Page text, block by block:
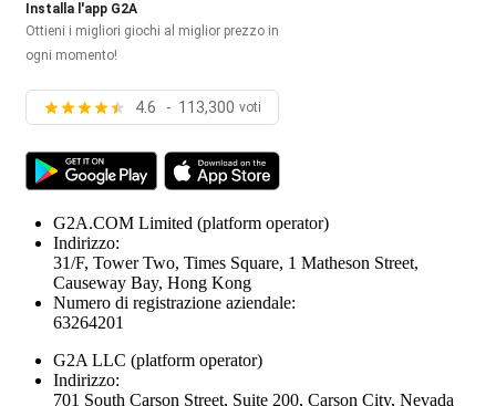
Installa l'app G2A
Ottieni i migliori giochi al miglior prezzo in
ogni momento!
4.6 - 113,300 voti
G2A.COM Limited (platform operator)
Indirizzo:
31/F, Tower Two, Times Square, 1 Matheson Street,
Causeway Bay, Hong Kong
Numero di registrazione aziendale:
63264201
G2A LLC (platform operator)
Indirizzo:
701 South Carson Street, Suite 200, Carson City, Nevada